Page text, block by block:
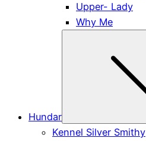
Upper- Lady
Why Me
Hundar
Kennel Silver Smithy